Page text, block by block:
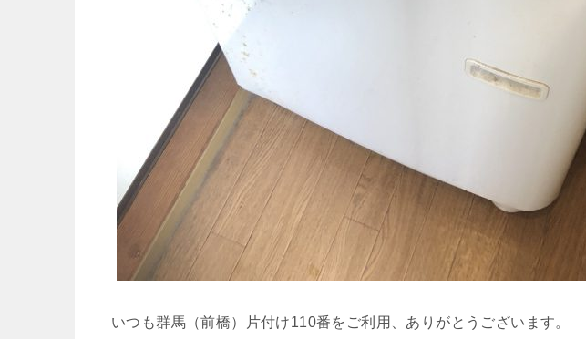
いつも群馬（前橋）片付け110番をご利用、ありがとうございます。